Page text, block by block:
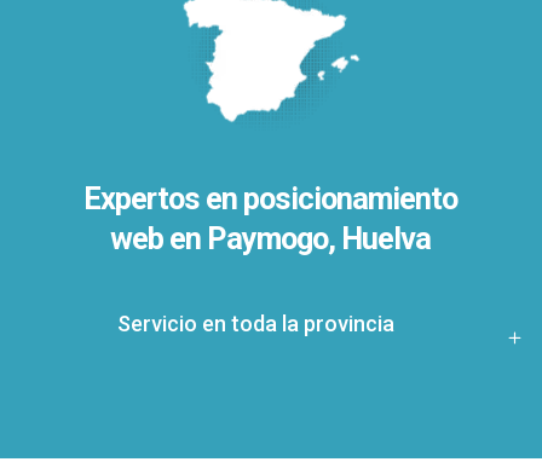
Expertos en posicionamiento
web en Paymogo, Huelva
Servicio en toda la provincia